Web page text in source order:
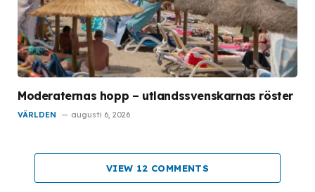
Moderaternas hopp – utlandssvenskarnas röster
VÄRLDEN augusti 6, 2026
VIEW 12 COMMENTS